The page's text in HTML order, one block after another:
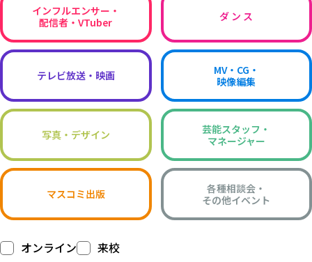
インフルエンサー・
配信者・VTuber
ダ ン ス
テレビ放送・映画
MV・CG・
映像編集
写真・デザイン
芸能スタッフ・
マネージャー
マスコミ出版
各種相談会・
その他イベント
オンライン 来校